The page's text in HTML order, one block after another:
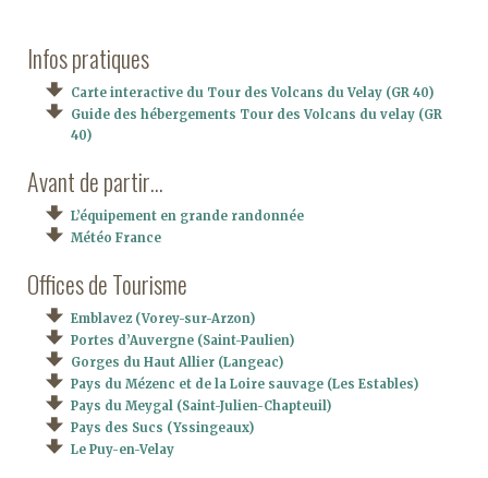
Infos pratiques
Carte interactive du Tour des Volcans du Velay (GR 40)
Guide des hébergements Tour des Volcans du velay (GR
40)
Avant de partir…
L’équipement en grande randonnée
Météo France
Offices de Tourisme
Emblavez (Vorey-sur-Arzon)
Portes d’Auvergne (Saint-Paulien)
Gorges du Haut Allier (Langeac)
Pays du Mézenc et de la Loire sauvage (Les Estables)
Pays du Meygal (Saint-Julien-Chapteuil)
Pays des Sucs (Yssingeaux)
Le Puy-en-Velay